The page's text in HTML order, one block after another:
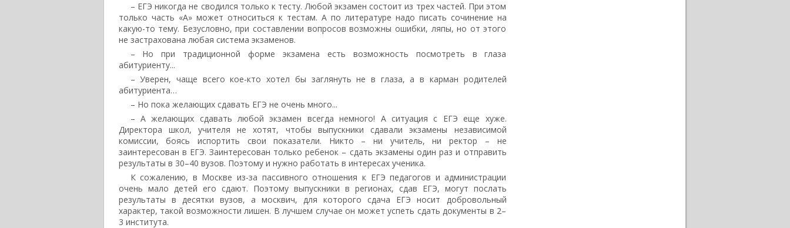
– ЕГЭ никогда не сводился только к тесту. Любой экзамен состоит из трех частей. При этом
только часть «А» может относиться к тестам. А по литературе надо писать сочинение на
какую-то тему. Безусловно, при составлении вопросов возможны ошибки, ляпы, но от этого
не застрахована любая система экзаменов.
– Но при традиционной форме экзамена есть возможность посмотреть в глаза
абитуриенту...
– Уверен, чаще всего кое-кто хотел бы заглянуть не в глаза, а в карман родителей
абитуриента…
– Но пока желающих сдавать ЕГЭ не очень много...
– А желающих сдавать любой экзамен всегда немного! А ситуация с ЕГЭ еще хуже.
Директора школ, учителя не хотят, чтобы выпускники сдавали экзамены независимой
комиссии, боясь испортить свои показатели. Никто – ни учитель, ни ректор – не
заинтересован в ЕГЭ. Заинтересован только ребенок – сдать экзамены один раз и отправить
результаты в 30–40 вузов. Поэтому и нужно работать в интересах ученика.
К сожалению, в Москве из-за пассивного отношения к ЕГЭ педагогов и администрации
очень мало детей его сдают. Поэтому выпускники в регионах, сдав ЕГЭ, могут послать
результаты в десятки вузов, а москвич, для которого сдача ЕГЭ носит добровольный
характер, такой возможности лишен. В лучшем случае он может успеть сдать документы в 2–
3 института.